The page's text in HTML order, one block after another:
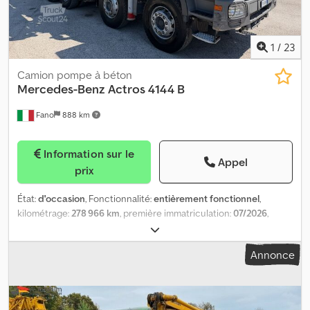
1 / 23
Fano 888 km
Camion pompe à béton
Mercedes-Benz Actros 4144 B
prix
Appel
État:d'occasion, Fonctionnalité:entièrement fonctionnel,
kilométrage:278 966 km, première immatriculation:07/2026,
, MERCEDES BENZ Actros 4144 B
avec pompe à béton Putzmeister 28 m Première immatriculation
le 07/12/2012 – Euro 5 Kilométrage : 278 966 km Équipement :
de fonctionnement : 3493 Pneus : 50 à 60 % d’usure Dsdpfxozr
Eqvs Abmsck Bon état Disponible immédiatement NOUS
Annonce